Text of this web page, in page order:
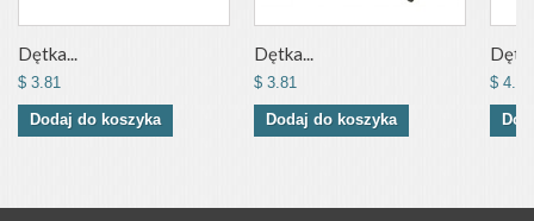
Dętka...
$ 3.81
Dodaj do koszyka
Dętka...
$ 3.81
Dodaj do koszyka
$ 4.57